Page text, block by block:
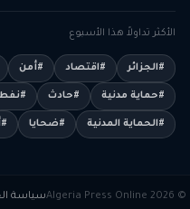
الأكثر تداولاً هذا الأسبوع
#الجزائر #اقتصاد #أمن
#حماية مدنية #حادث
#الحماية المدنية #ضحايا
© 2026 Algeria Press Online سياسة